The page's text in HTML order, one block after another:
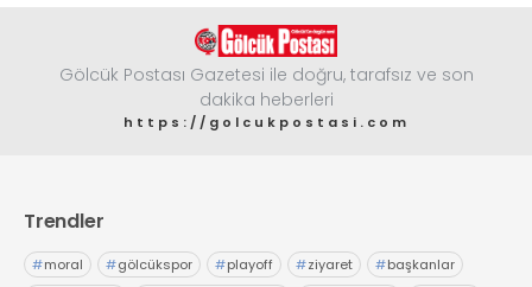
Gölcük Postası Gazetesi ile doğru, tarafsız ve son
dakika heberleri
https://golcukpostasi.com
Trendler
#moral #gölcükspor #playoff #ziyaret #başkanlar